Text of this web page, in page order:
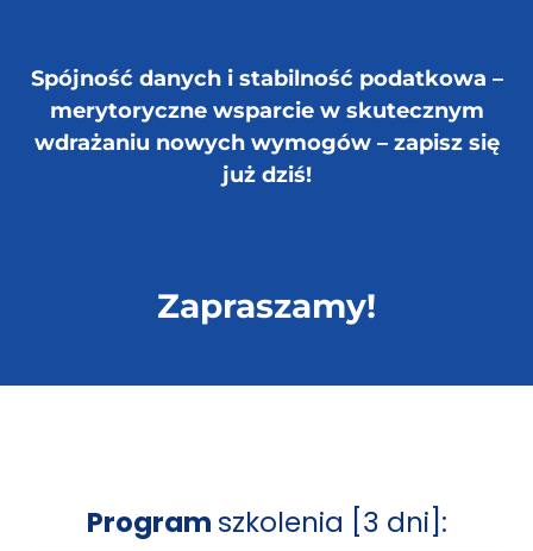
Spójność danych i stabilność podatkowa –
merytoryczne wsparcie w skutecznym
wdrażaniu nowych wymogów – zapisz się
już dziś!
Zapraszamy!
Program szkolenia [3 dni]: